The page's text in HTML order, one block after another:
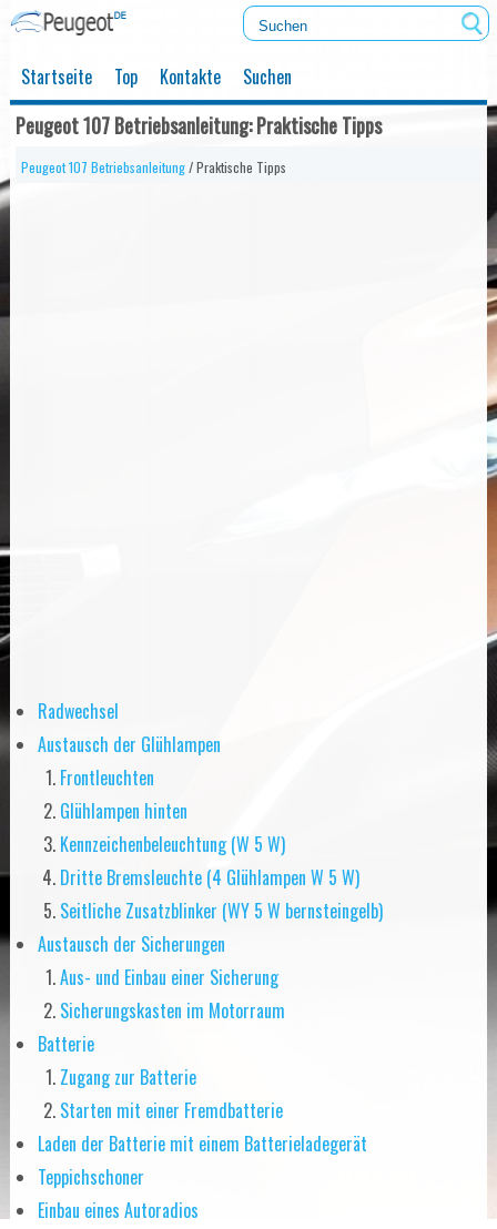
Startseite Top Kontakte Suchen
Peugeot 107 Betriebsanleitung: Praktische Tipps
Peugeot 107 Betriebsanleitung/ Praktische Tipps
Radwechsel
Austausch der Glühlampen
Frontleuchten
Glühlampen hinten
Kennzeichenbeleuchtung (W 5 W)
Dritte Bremsleuchte (4 Glühlampen W 5 W)
Seitliche Zusatzblinker (WY 5 W bernsteingelb)
Austausch der Sicherungen
Aus- und Einbau einer Sicherung
Sicherungskasten im Motorraum
Batterie
Zugang zur Batterie
Starten mit einer Fremdbatterie
Laden der Batterie mit einem Batterieladegerät
Teppichschoner
Einbau eines Autoradios